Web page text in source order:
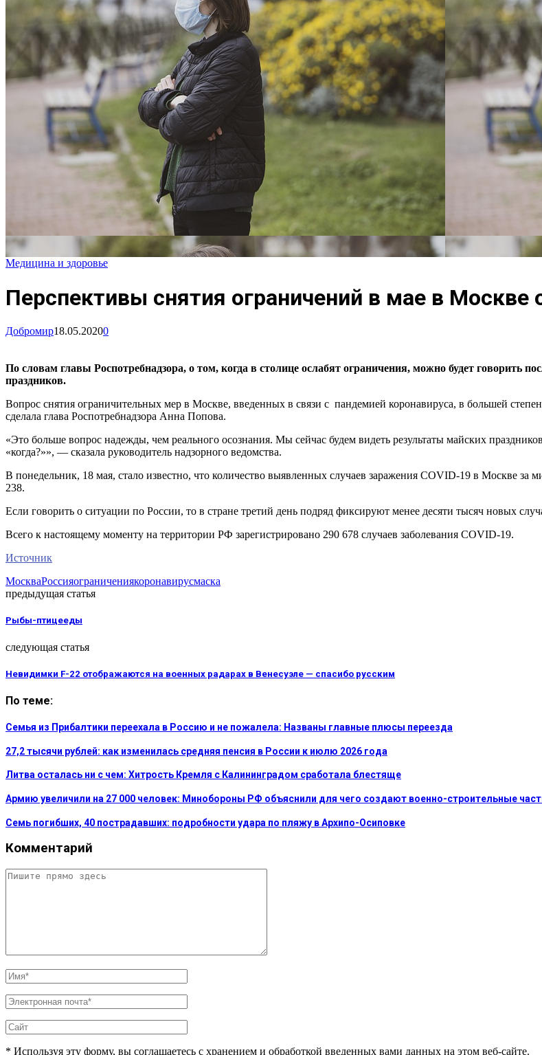
Медицина и здоровье
Перспективы снятия ограничений в мае в Москве
Добромир18.05.20200
По словам главы Роспотребнадзора, о том, когда в столице ослабят ограничения, можно будет говорить
праздников.
Вопрос снятия ограничительных мер в Москве, введенных в связи с пандемией коронавируса, в большей
сделала глава Роспотребнадзора Анна Попова.
«Это больше вопрос надежды, чем реального осознания. Мы сейчас будем видеть результаты майских
«когда?»», — сказала руководитель надзорного ведомства.
В понедельник, 18 мая, стало известно, что количество выявленных случаев заражения COVID-19 в Москве за
238.
Если говорить о ситуации по России, то в стране третий день подряд фиксируют менее десяти тысяч новых
Всего к настоящему моменту на территории РФ зарегистрировано 290 678 случаев заболевания COVID-19.
Источник
МоскваРоссияограничениякоронавирусмаска
предыдущая статья
Рыбы-птицееды
следующая статья
Невидимки F-22 отображаются на военных радарах в Венесуэле — спасибо русским
По теме:
Семья из Прибалтики переехала в Россию и не пожалела: Названы главные плюсы переезда
27,2 тысячи рублей: как изменилась средняя пенсия в России к июлю 2026 года
Литва осталась ни с чем: Хитрость Кремля с Калининградом сработала блестяще
Армию увеличили на 27 000 человек: Минобороны РФ объяснили для чего создают военно-строительные
Семь погибших, 40 пострадавших: подробности удара по пляжу в Архипо-Осиповке
Комментарий
* Используя эту форму, вы соглашаетесь с хранением и обработкой введенных вами данных на этом веб-сайте.